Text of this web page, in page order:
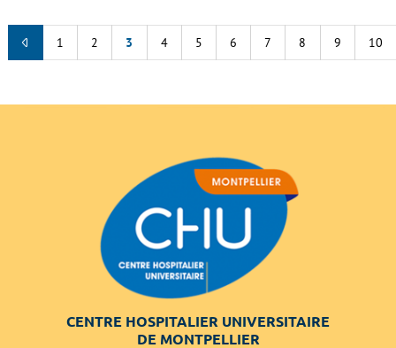
1 2 3 4 5 6 7 8 9 10
CENTRE HOSPITALIER UNIVERSITAIRE
DE MONTPELLIER